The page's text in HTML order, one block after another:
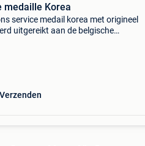
medaille Korea
service medail korea met origineel
uitgereikt aan de belgische